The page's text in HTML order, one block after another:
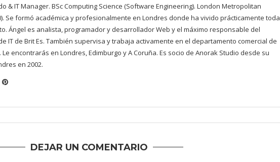
& IT Manager. BSc Computing Science (Software Engineering). London Metropolitan
Se formó académica y profesionalmente en Londres donde ha vivido prácticamente toda
Ángel es analista, programador y desarrollador Web y el máximo responsable del
IT de Brit Es. También supervisa y trabaja activamente en el departamento comercial de
encontrarás en Londres, Edimburgo y A Coruña. Es socio de Anorak Studio desde su
en 2002.
DEJAR UN COMENTARIO